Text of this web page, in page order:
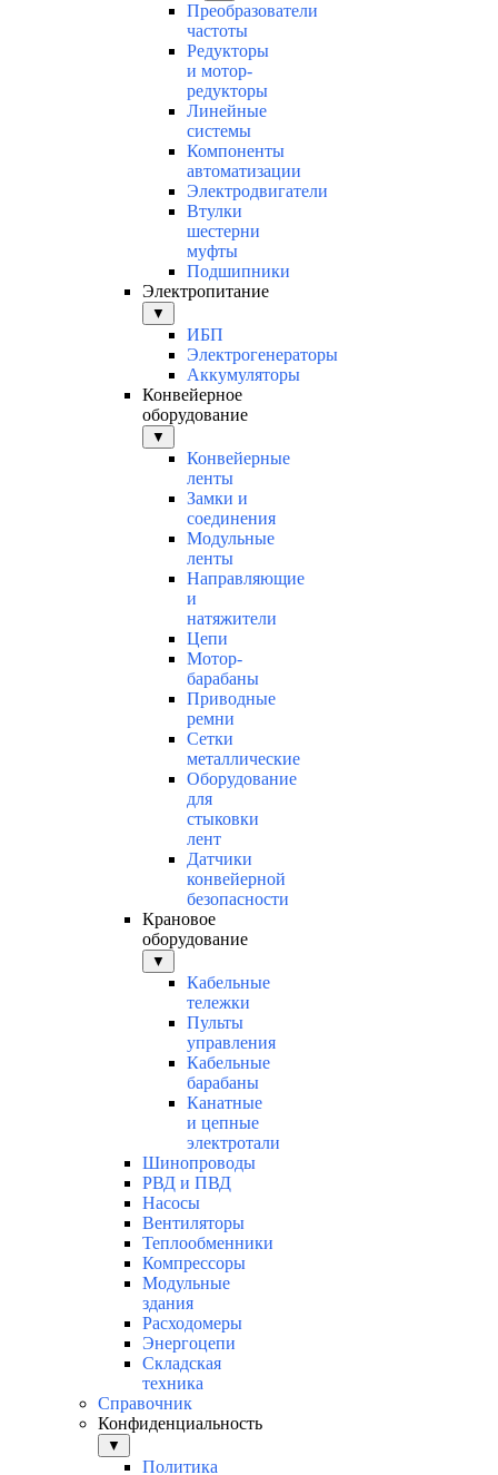
Преобразователи
частоты
Редукторы
и мотор-
редукторы
Линейные
системы
Компоненты
автоматизации
Электродвигатели
Втулки
шестерни
муфты
Подшипники
Электропитание
▼
ИБП
Электрогенераторы
Аккумуляторы
Конвейерное
оборудование
▼
Конвейерные
ленты
Замки и
соединения
Модульные
ленты
Направляющие
и
натяжители
Цепи
Мотор-
барабаны
Приводные
ремни
Сетки
металлические
Оборудование
для
стыковки
лент
Датчики
конвейерной
безопасности
Крановое
оборудование
▼
Кабельные
тележки
Пульты
управления
Кабельные
барабаны
Канатные
и цепные
электротали
Шинопроводы
РВД и ПВД
Насосы
Вентиляторы
Теплообменники
Компрессоры
Модульные
здания
Расходомеры
Энергоцепи
Складская
техника
Справочник
Конфиденциальность
▼
Политика